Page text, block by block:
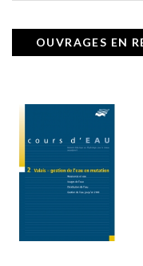
OUVRAGES EN